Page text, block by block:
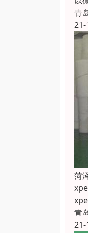
青
21-
菏
青
21-